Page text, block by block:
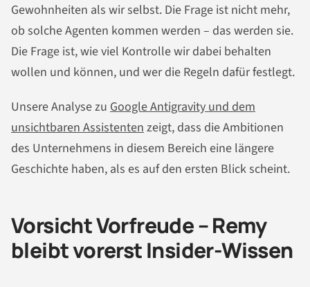
Gewohnheiten als wir selbst. Die Frage ist nicht mehr,
ob solche Agenten kommen werden – das werden sie.
Die Frage ist, wie viel Kontrolle wir dabei behalten
wollen und können, und wer die Regeln dafür festlegt.
Unsere Analyse zu Google Antigravity und dem
unsichtbaren Assistentenzeigt, dass die Ambitionen
des Unternehmens in diesem Bereich eine längere
Geschichte haben, als es auf den ersten Blick scheint.
Vorsicht Vorfreude – Remy
bleibt vorerst Insider-Wissen